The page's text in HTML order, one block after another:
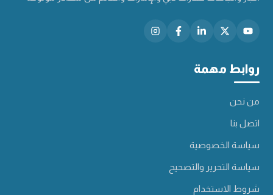
روابط مهمة
من نحن
اتصل بنا
سياسة الخصوصية
سياسة التحرير والتصحيح
شروط الاستخدام